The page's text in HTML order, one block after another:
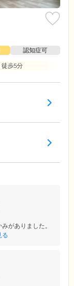
認知症可
徒歩5分
がありました。
る